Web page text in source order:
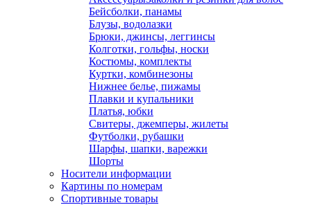
Бейсболки, панамы
Блузы, водолазки
Брюки, джинсы, леггинсы
Колготки, гольфы, носки
Костюмы, комплекты
Куртки, комбинезоны
Нижнее белье, пижамы
Плавки и купальники
Платья, юбки
Свитеры, джемперы, жилеты
Футболки, рубашки
Шарфы, шапки, варежки
Шорты
Носители информации
Картины по номерам
Спортивные товары